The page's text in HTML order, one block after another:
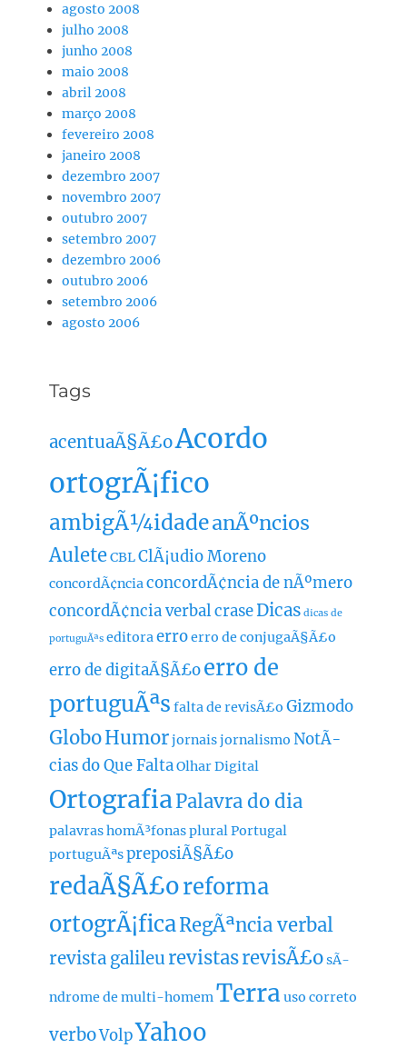
agosto 2008
julho 2008
junho 2008
maio 2008
abril 2008
março 2008
fevereiro 2008
janeiro 2008
dezembro 2007
novembro 2007
outubro 2007
setembro 2007
dezembro 2006
outubro 2006
setembro 2006
agosto 2006
Tags
acentuaÃ§Ã£oAcordo
ortogrÃ¡fico
ambigÃ¼idadeanÃºncios
AuleteCBLClÃ¡udio Moreno
concordÃ¢nciaconcordÃ¢ncia de nÃºmero
concordÃ¢ncia verbalcraseDicas dicas de
portuguÃªs editoraerroerro de conjugaÃ§Ã£o
erro de digitaÃ§Ã£oerro de
portuguÃªs falta de revisÃ£o Gizmodo
GloboHumorjornaisjornalismo NotÃ­
cias do Que FaltaOlhar Digital
OrtografiaPalavra do dia
palavras homÃ³fonaspluralPortugal
portuguÃªspreposiÃ§Ã£o
redaÃ§Ã£oreforma
ortogrÃ¡ficaRegÃªncia verbal
revista galileurevistasrevisÃ£osÃ­
ndrome de multi-homemTerra uso correto
verboVolpYahoo